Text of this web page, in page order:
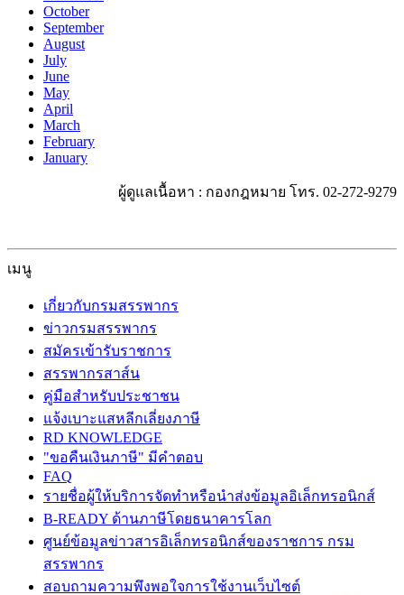
October
September
August
July
June
May
April
March
February
January
ผู้ดูแลเนื้อหา : กองกฎหมาย โทร. 02-272-9279
เมนู
เกี่ยวกับกรมสรรพากร
ข่าวกรมสรรพากร
สมัครเข้ารับราชการ
สรรพากรสาส์น
คู่มือสำหรับประชาชน
แจ้งเบาะแสหลีกเลี่ยงภาษี
RD KNOWLEDGE
"ขอคืนเงินภาษี" มีคำตอบ
FAQ
รายชื่อผู้ให้บริการจัดทำหรือนำส่งข้อมูลอิเล็กทรอนิกส์
B-READY ด้านภาษีโดยธนาคารโลก
ศูนย์ข้อมูลข่าวสารอิเล็กทรอนิกส์ของราชการ กรม
สรรพากร
สอบถามความพึงพอใจการใช้งานเว็บไซต์